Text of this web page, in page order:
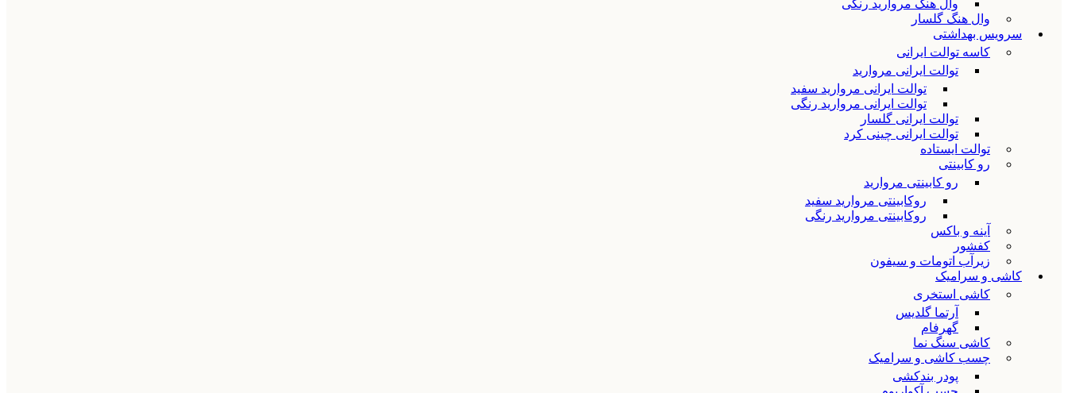
وال هنگ مروارید رنگی
وال هنگ گلسار
سرویس بهداشتی
کاسه توالت ایرانی
توالت ایرانی مروارید
توالت ایرانی مروارید سفید
توالت ایرانی مروارید رنگی
توالت ایرانی گلسار
توالت ایرانی چینی کرد
توالت ایستاده
رو کابینتی
رو کابینتی مروارید
روکابینتی مروارید سفید
روکابینتی مروارید رنگی
آینه و باکس
کفشور
زیرآب اتومات و سیفون
کاشی و سرامیک
کاشی استخری
آرتما گلدیس
گهرفام
کاشی سنگ نما
چسب کاشی و سرامیک
پودر بندکشی